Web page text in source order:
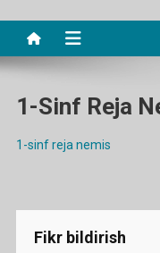
1-Sinf Reja
1-sinf reja nemis
Fikr bildirish